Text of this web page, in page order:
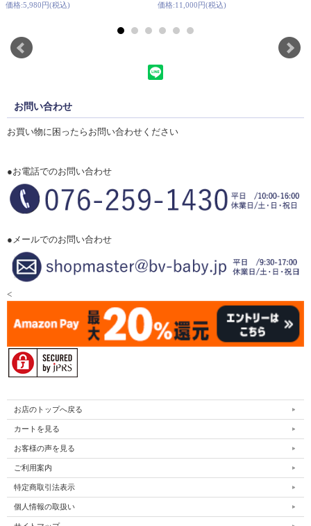
価格:5,980円(税込) 価格:11,000円(税込)
お問い合わせ
お買い物に困ったらお問い合わせください
●お電話でのお問い合わせ
●メールでのお問い合わせ
<
お店のトップへ戻る
カートを見る
お客様の声を見る
ご利用案内
特定商取引法表示
個人情報の取扱い